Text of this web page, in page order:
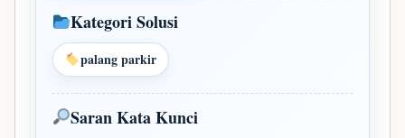
Kategori Solusi
palang parkir
Saran Kata Kunci